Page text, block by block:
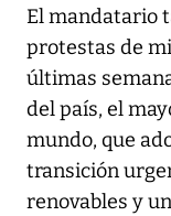
El mandatario
protestas de
últimas
del país, el
mundo, que
transición
renovables y